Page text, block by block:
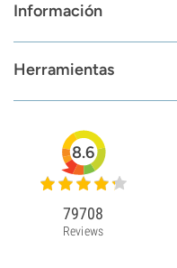
Información
Herramientas
8.6
79708
Reviews